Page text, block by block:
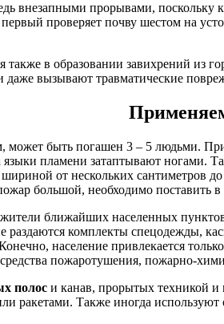
внезапными прорывами, поскольку
проверяет почву шестом на
также в образовании завихрений из
даже вызывают травматические
быть погашен 3 – 5 людьми.
языки пламени затаптывают ногами.
от нескольких сантиметров
большой, необходимо поставить
ближайших населенных
раздаются комплекты спецодежды,
население привлекается
пожаротушения, пожарно-
полос и канав, прорытых техникой
ракетами. Также иногда